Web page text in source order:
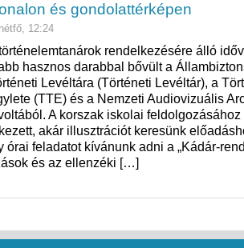
és gondolattérképen
12:24
rendelkezésére álló
hasznos darabbal bővült a
Levéltára (Történeti Levéltár), a
(TTE) és a Nemzeti Audiovizuális
A korszak iskolai
akár illusztrációt keresünk
órai feladatot kívánunk adni a „Kádár-
és az ellenzéki […]